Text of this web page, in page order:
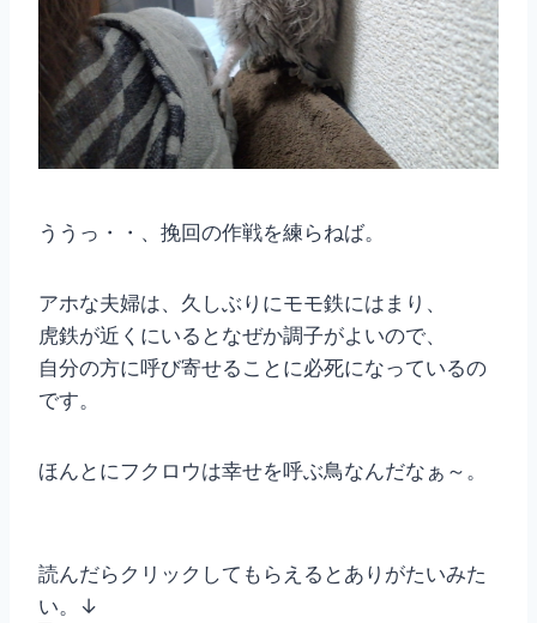
ううっ・・、挽回の作戦を練らねば。
アホな夫婦は、久しぶりにモモ鉄にはまり、
虎鉄が近くにいるとなぜか調子がよいので、
自分の方に呼び寄せることに必死になっているの
です。
ほんとにフクロウは幸せを呼ぶ鳥なんだなぁ～。
読んだらクリックしてもらえるとありがたいみた
い。↓